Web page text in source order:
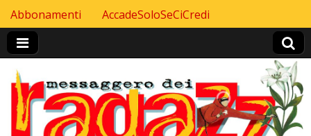
Header Top menu
Skip to content
Abbonamenti AccadeSoloSeCiCredi